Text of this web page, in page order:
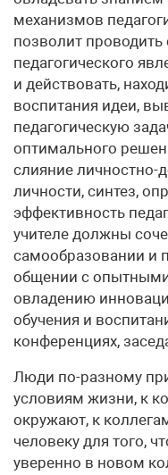
механизмов
позволит
педагогического
и действовать,
воспитания идеи,
педагогическую
оптимального
слияние личностно-
личности, синтез,
эффективность
учителе должны
самообразовании и
общении с
овладению
обучения и
конференциях,
Люди по-разному
условиям жизни, к
окружают, к
человеку для того,
уверенно в новом